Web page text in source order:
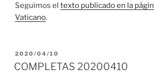
Seguimos el texto publicado en la
Vaticano.
PUBLICADO
EL
2020/04/10
COMPLETAS 20200410